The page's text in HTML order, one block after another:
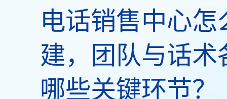
电话销售中心怎
建，团队与话术
哪些关键环节？